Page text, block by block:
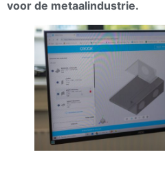
voor de metaalindustrie.